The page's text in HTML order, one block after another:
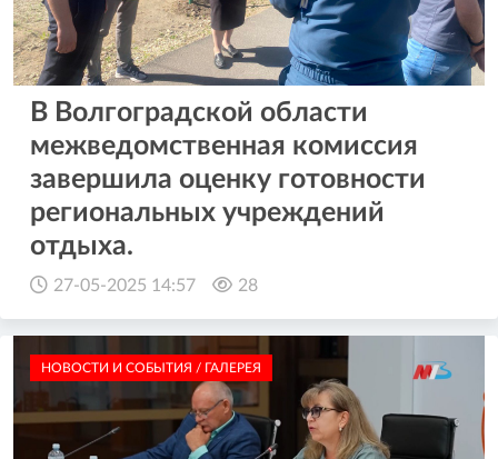
В Волгоградской области
межведомственная комиссия
завершила оценку готовности
региональных учреждений
отдыха.
27-05-2025 14:57 28
НОВОСТИ И СОБЫТИЯ / ГАЛЕРЕЯ